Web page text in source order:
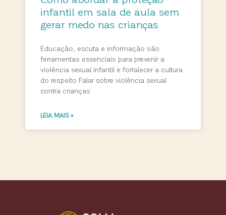
infantil em sala de aula sem
gerar medo nas crianças
Educação, escuta e informação são
ferramentas essenciais para prevenir a
violência sexual infantil e fortalecer a cultura
do respeito Falar sobre violência sexual
contra crianças
LEIA MAIS »